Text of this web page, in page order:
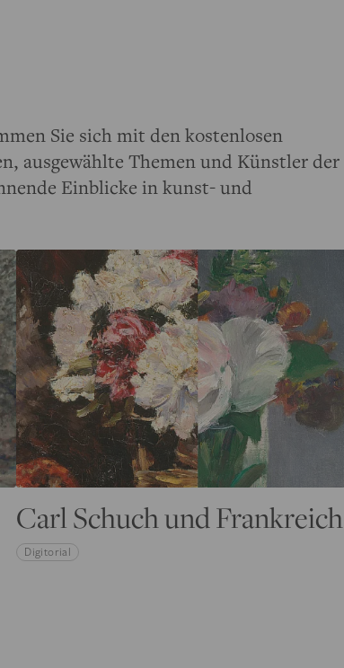
Sie sich mit den kostenlosen
ausgewählte Themen und Künstler der
Einblicke in kunst- und
Carl Schuch und Frankreich
Digitorial